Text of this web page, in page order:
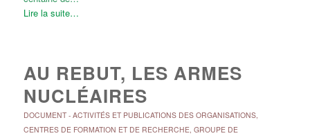
Lire la suite…
AU REBUT, LES ARMES
NUCLÉAIRES
DOCUMENT- ACTIVITÉS ET PUBLICATIONS DES ORGANISATIONS,
CENTRES DE FORMATION ET DE RECHERCHE, GROUPE DE